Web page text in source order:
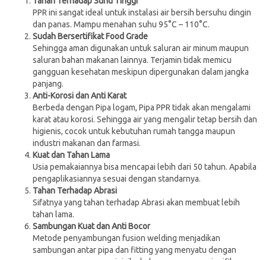
PPR ini sangat ideal untuk instalasi air bersih bersuhu dingin
dan panas. Mampu menahan suhu 95°C – 110°C.
Sudah Bersertifikat Food Grade
Sehingga aman digunakan untuk saluran air minum maupun
saluran bahan makanan lainnya. Terjamin tidak memicu
gangguan kesehatan meskipun dipergunakan dalam jangka
panjang.
Anti-Korosi dan Anti Karat
Berbeda dengan Pipa logam, Pipa PPR tidak akan mengalami
karat atau korosi. Sehingga air yang mengalir tetap bersih dan
higienis, cocok untuk kebutuhan rumah tangga maupun
industri makanan dan farmasi.
Kuat dan Tahan Lama
Usia pemakaiannya bisa mencapai lebih dari 50 tahun. Apabila
pengaplikasiannya sesuai dengan standarnya.
Tahan Terhadap Abrasi
Sifatnya yang tahan terhadap Abrasi akan membuat lebih
tahan lama.
Sambungan Kuat dan Anti Bocor
Metode penyambungan fusion welding menjadikan
sambungan antar pipa dan fitting yang menyatu dengan